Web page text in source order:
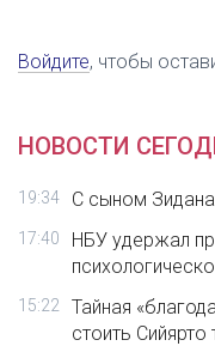
Войдите, чтобы
НОВОСТИ
19:34 С сыном
17:40
НБУ удержал
15:22
Тайная
стоить